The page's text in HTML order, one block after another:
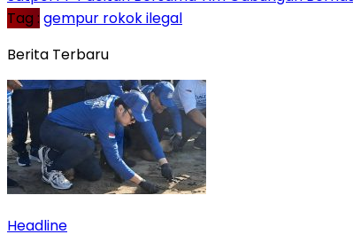
Tag : gempur rokok ilegal
Berita Terbaru
Headline